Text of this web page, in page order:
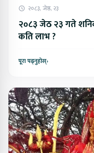
२०८३, जेष्ठ, २३
२०८३ जेठ २३ गते
कति लाभ ?
पूरा पढ्नुहोस्›